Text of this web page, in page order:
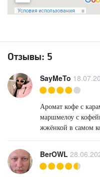
Отзывы: 5
SayMeTo
Аромат кофе с
маршмелоу с
жжёнкой в самом
BerOWL